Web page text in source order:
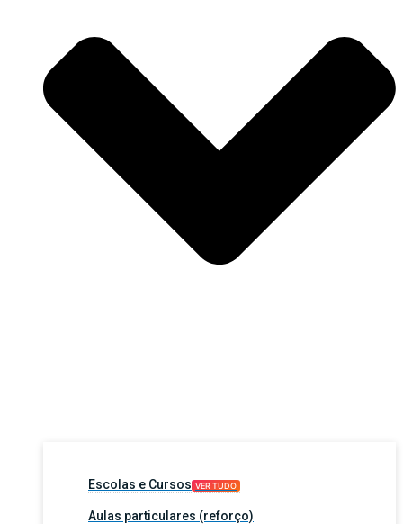
Escolas e Cursos VER TUDO
Aulas particulares (reforço)